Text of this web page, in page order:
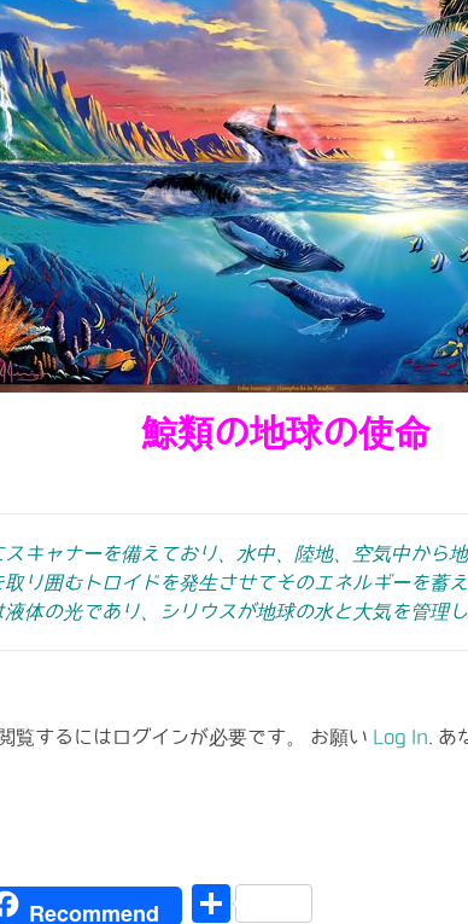
鯨類の地球の使命
スキャナーを備えており、水中、陸地、空気中から
り囲むトロイドを発生させてそのエネルギーを蓄
体の光であり、シリウスが地球の水と大気を管理し
覧するにはログインが必要です。 お願い Log In .
Recommend
共